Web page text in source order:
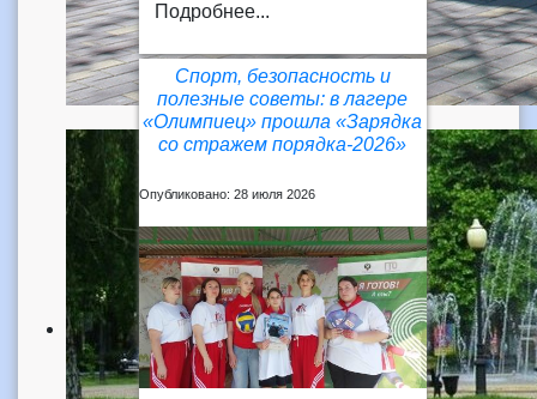
Подробнее...
Спорт, безопасность и
полезные советы: в лагере
«Олимпиец» прошла «Зарядка
со стражем порядка-2026»
Опубликовано: 28 июля 2026